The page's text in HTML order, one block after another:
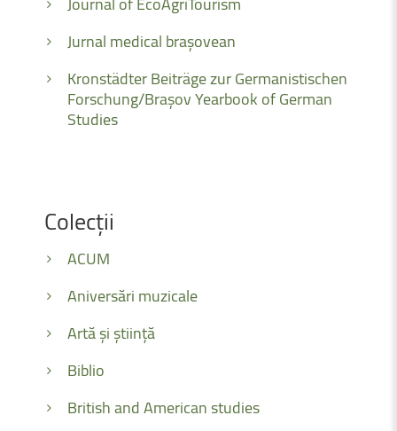
Jurnal medical brașovean
Kronstädter Beiträge zur Germanistischen
Forschung/Brașov Yearbook of German
Studies
Colecții
ACUM
Aniversări muzicale
Artă și știință
Biblio
British and American studies